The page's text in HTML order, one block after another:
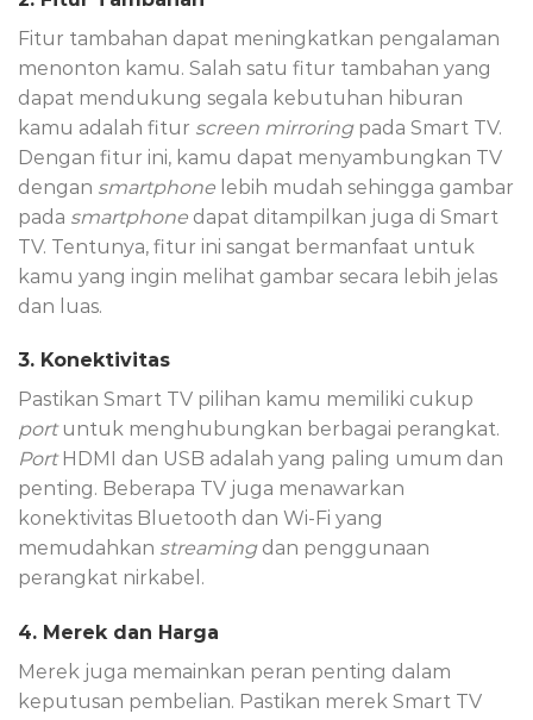
Fitur tambahan dapat meningkatkan pengalaman
menonton kamu. Salah satu fitur tambahan yang
dapat mendukung segala kebutuhan hiburan
kamu adalah fitur screen mirroringpada Smart TV.
Dengan fitur ini, kamu dapat menyambungkan TV
dengan smartphone lebih mudah sehingga gambar
pada smartphone dapat ditampilkan juga di Smart
TV. Tentunya, fitur ini sangat bermanfaat untuk
kamu yang ingin melihat gambar secara lebih jelas
dan luas.
3. Konektivitas
Pastikan Smart TV pilihan kamu memiliki cukup
portuntuk menghubungkan berbagai perangkat.
PortHDMI dan USB adalah yang paling umum dan
penting. Beberapa TV juga menawarkan
konektivitas Bluetooth dan Wi-Fi yang
memudahkan streamingdan penggunaan
perangkat nirkabel.
4. Merek dan Harga
Merek juga memainkan peran penting dalam
keputusan pembelian. Pastikan merek Smart TV